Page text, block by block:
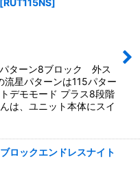
[ RUT115NS]
ターン8ブロック 外ス
星パターンは115パター
デモモード プラス8段階
は、ユニット本体にスイ
ロックエンドレスナイト